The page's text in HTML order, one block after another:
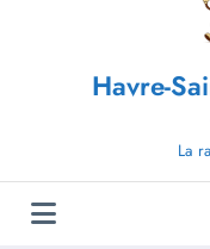
Havre-
La